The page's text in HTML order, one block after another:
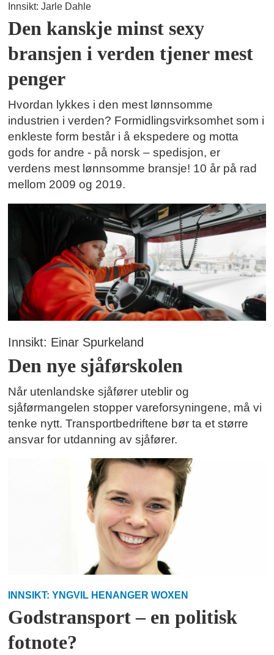
Innsikt: Jarle Dahle
Den kanskje minst sexy
bransjen i verden tjener mest
penger
Hvordan lykkes i den mest lønnsomme
industrien i verden? Formidlingsvirksomhet som i
enkleste form består i å ekspedere og motta
gods for andre - på norsk – spedisjon, er
verdens mest lønnsomme bransje! 10 år på rad
mellom 2009 og 2019.
Innsikt: Einar Spurkeland
Den nye sjåførskolen
Når utenlandske sjåfører uteblir og
sjåførmangelen stopper vareforsyningene, må vi
tenke nytt. Transportbedriftene bør ta et større
ansvar for utdanning av sjåfører.
INNSIKT: YNGVIL HENANGER WOXEN
Godstransport – en politisk
fotnote?